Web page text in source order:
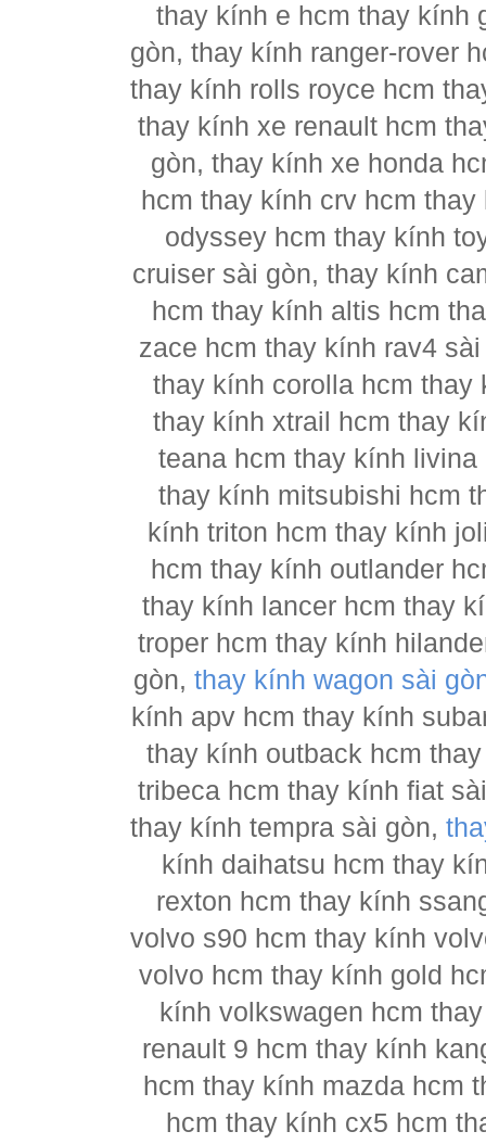
thay kính e hcm thay kính
gòn, thay kính ranger-rover
thay kính rolls royce hcm
thay kính xe renault hcm
gòn, thay kính xe honda
hcm thay kính crv hcm
odyssey hcm thay kính
cruiser sài gòn, thay kính
hcm thay kính altis hcm
zace hcm thay kính rav4
thay kính corolla hcm
thay kính xtrail hcm thay
teana hcm thay kính
thay kính mitsubishi hcm
kính triton hcm thay kính
hcm thay kính outlander
thay kính lancer hcm thay
troper hcm thay kính
gòn, thay kính wagon sài
kính apv hcm thay kính
thay kính outback hcm
tribeca hcm thay kính fiat
thay kính tempra sài gòn,
kính daihatsu hcm thay
rexton hcm thay kính
volvo s90 hcm thay kính
volvo hcm thay kính gold
kính volkswagen hcm
renault 9 hcm thay kính
hcm thay kính mazda hcm
hcm thay kính cx5 hcm